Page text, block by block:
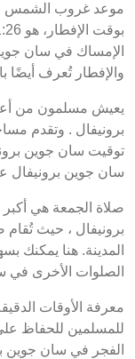
موعد غروب الشمس
والإفطار تُعرف
يعيش مسلمون من
برونيفال . وتقدم
توقيت سان جوين
سان جوين برونيفال
صلاة الجمعة هي
برونيفال ، حيث
المدينة. هنا يمكنك
الصلوات الأخرى في
معرفة الأوقات
للمسلمين للحفاظ
الفجر في سان جوين